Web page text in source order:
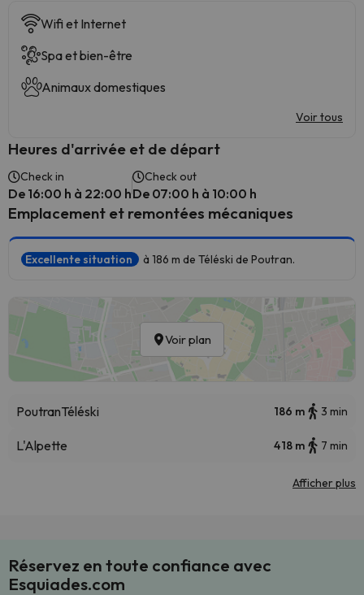
Wifi et Internet
Spa et bien-être
Animaux domestiques
Voir tous
Heures d'arrivée et de départ
Check in
De 16:00 h à 22:00 h
Check out
De 07:00 h à 10:00 h
Emplacement et remontées mécaniques
Excellente situation à 186 m de Téléski de Poutran.
Voir plan
PoutranTéléski 186 m 3 min
L'Alpette 418 m 7 min
Afficher plus
Réservez en toute confiance avec
Esquiades.com